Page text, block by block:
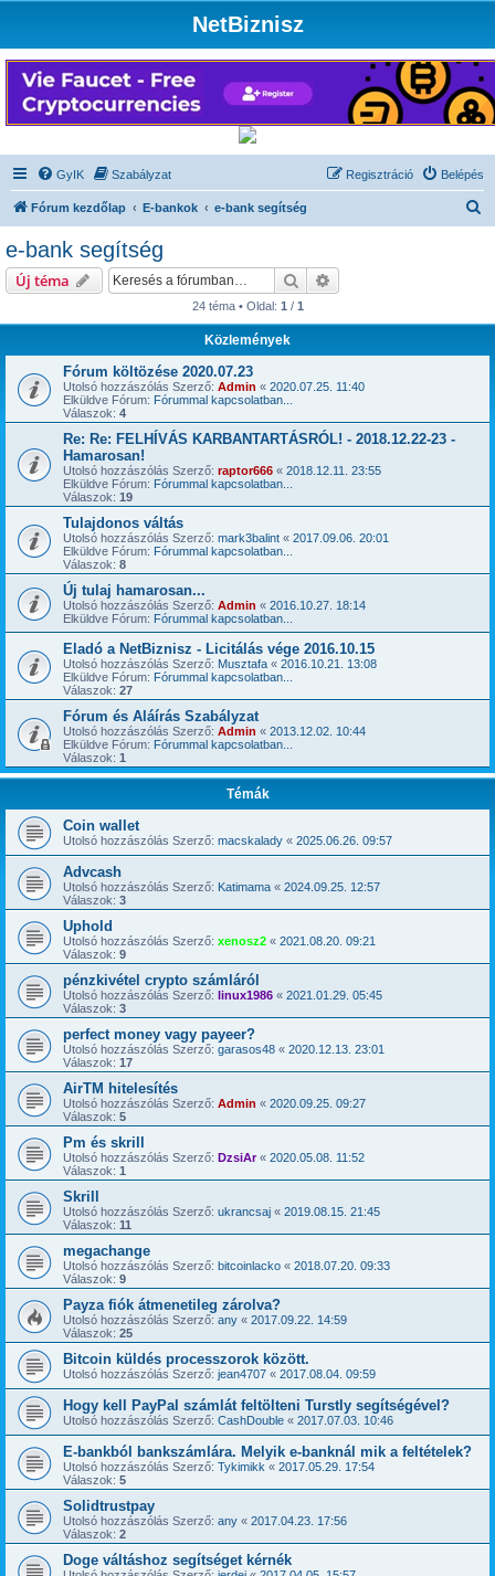
NetBiznisz
GyIK Szabályzat Belépés
Regisztráció
Fórum kezdőlap E-bankok e-bank segítség
e-bank segítség
Új téma Keresés
24 téma • Oldal: 1 / 1
Közlemények
Fórum költözése 2020.07.23
Utolsó hozzászólás Szerző: Admin « 2020.07.25. 11:40
Elküldve Fórum: Fórummal kapcsolatban...
Válaszok: 4
Re: Re: FELHÍVÁS KARBANTARTÁSRÓL! - 2018.12.22-23 -
Hamarosan!
Utolsó hozzászólás Szerző: raptor666 « 2018.12.11. 23:55
Elküldve Fórum: Fórummal kapcsolatban...
Válaszok: 19
Tulajdonos váltás
Utolsó hozzászólás Szerző: mark3balint « 2017.09.06. 20:01
Elküldve Fórum: Fórummal kapcsolatban...
Válaszok: 8
Új tulaj hamarosan...
Utolsó hozzászólás Szerző: Admin « 2016.10.27. 18:14
Elküldve Fórum: Fórummal kapcsolatban...
Eladó a NetBiznisz - Licitálás vége 2016.10.15
Utolsó hozzászólás Szerző: Musztafa « 2016.10.21. 13:08
Elküldve Fórum: Fórummal kapcsolatban...
Válaszok: 27
Fórum és Aláírás Szabályzat
Utolsó hozzászólás Szerző: Admin « 2013.12.02. 10:44
Elküldve Fórum: Fórummal kapcsolatban...
Válaszok: 1
Témák
Coin wallet
Utolsó hozzászólás Szerző: macskalady « 2025.06.26. 09:57
Advcash
Utolsó hozzászólás Szerző: Katimama « 2024.09.25. 12:57
Válaszok: 3
Uphold
Utolsó hozzászólás Szerző: xenosz2 « 2021.08.20. 09:21
Válaszok: 9
pénzkivétel crypto számláról
Utolsó hozzászólás Szerző: linux1986 « 2021.01.29. 05:45
Válaszok: 3
perfect money vagy payeer?
Utolsó hozzászólás Szerző: garasos48 « 2020.12.13. 23:01
Válaszok: 17
AirTM hitelesítés
Utolsó hozzászólás Szerző: Admin « 2020.09.25. 09:27
Válaszok: 5
Pm és skrill
Utolsó hozzászólás Szerző: DzsiAr« 2020.05.08. 11:52
Válaszok: 1
Skrill
Utolsó hozzászólás Szerző: ukrancsaj « 2019.08.15. 21:45
Válaszok: 11
megachange
Utolsó hozzászólás Szerző: bitcoinlacko « 2018.07.20. 09:33
Válaszok: 9
Payza fiók átmenetileg zárolva?
Utolsó hozzászólás Szerző: any « 2017.09.22. 14:59
Válaszok: 25
Bitcoin küldés processzorok között.
Utolsó hozzászólás Szerző: jean4707 « 2017.08.04. 09:59
Hogy kell PayPal számlát feltölteni Turstly segítségével?
Utolsó hozzászólás Szerző: CashDouble « 2017.07.03. 10:46
E-bankból bankszámlára. Melyik e-banknál mik a feltételek?
Utolsó hozzászólás Szerző: Tykimikk « 2017.05.29. 17:54
Válaszok: 5
Solidtrustpay
Utolsó hozzászólás Szerző: any « 2017.04.23. 17:56
Válaszok: 2
Doge váltáshoz segítséget kérnék